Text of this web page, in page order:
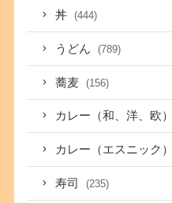
丼 (444)
うどん (789)
蕎麦 (156)
カレー（和、洋、欧）
カレー（エスニック）
寿司 (235)